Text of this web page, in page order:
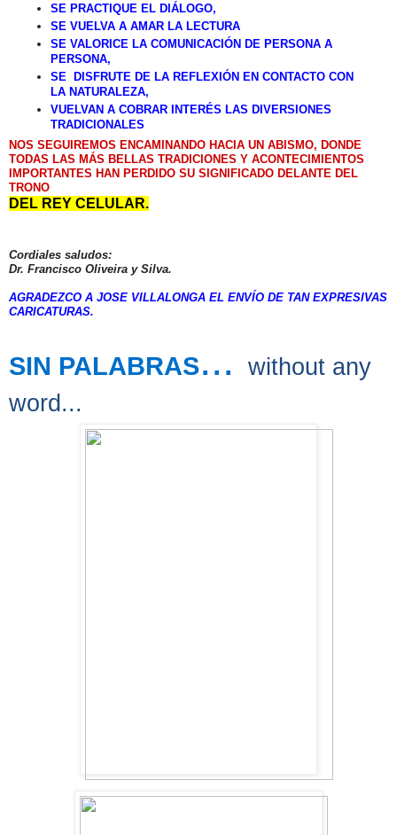
SE PRACTIQUE EL DIÁLOGO,
SE VUELVA A AMAR LA LECTURA
SE VALORICE LA COMUNICACIÓN DE PERSONA A
PERSONA,
SE DISFRUTE DE LA REFLEXIÓN EN CONTACTO CON
LA NATURALEZA,
VUELVAN A COBRAR INTERÉS LAS DIVERSIONES
TRADICIONALES
NOS SEGUIREMOS ENCAMINANDO HACIA UN ABISMO, DONDE
TODAS LAS MÁS BELLAS TRADICIONES Y ACONTECIMIENTOS
IMPORTANTES HAN PERDIDO SU SIGNIFICADO DELANTE DEL
TRONO
DEL REY CELULAR.
Cordiales saludos:
Dr. Francisco Oliveira y Silva.
AGRADEZCO A JOSE VILLALONGA EL ENVÍO DE TAN EXPRESIVAS
CARICATURAS.
SIN PALABRAS...
without any
word...